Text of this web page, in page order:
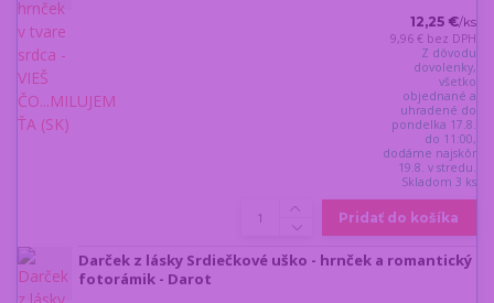
12,25 €/ks
9,96 € bez DPH
Z dôvodu
dovolenky,
všetko
objednané a
uhradené do
pondelka 17.8.
do 11:00,
dodáme najskôr
19.8. v stredu.
Skladom 3 ks
Pridať do košíka
Darček z lásky Srdiečkové uško - hrnček a romantický
fotorámik - Darot